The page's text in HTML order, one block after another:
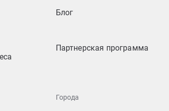
Блог
Партнерская программа
Города